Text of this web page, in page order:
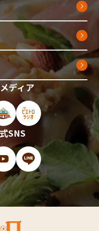
ディア
イト（新しいウィンドウで
オンラインストア（新しい
ピエトロホームタウン（新
ピエトロラジオ（新
SNS
ドウで開きます）
（新しいウィンドウで開
YouTube（新しいウィンド
LINE（新しいウィン